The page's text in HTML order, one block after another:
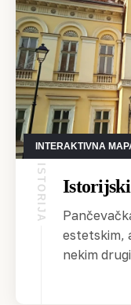
INTERAKTIVNA
ISTORIJA
estetskim,
nekim